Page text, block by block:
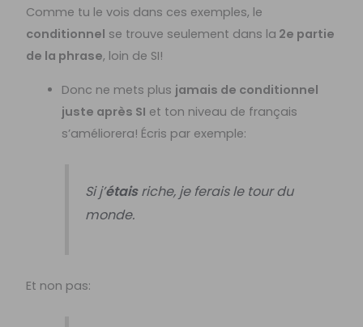
Comme tu le vois dans ces exemples, le
conditionnel se trouve seulement dans la 2e partie
de la phrase, loin de SI!
Donc ne mets plus jamais de conditionnel
juste après SI et ton niveau de français
s’améliorera! Écris par exemple:
Si j’étaisriche, je ferais le tour du
monde.
Et non pas: